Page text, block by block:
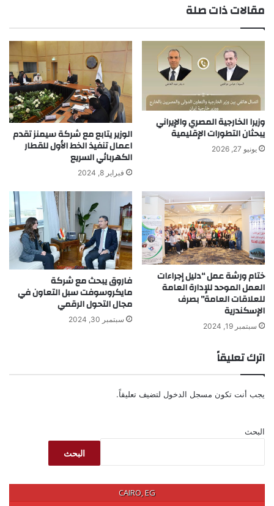
مقالات ذات صلة
وزيرا الخارجية المصري والإيراني
يبحثان التطورات الإقليمية
يونيو 27, 2026
الوزير يتابع مع شركة سيمنز تقدم
اعمال تنفيذ الخط الأول للقطار
الكهربائي السريع
فبراير 8, 2024
ختام ورشة عمل “دليل إجراءات
العمل الموحد للإدارة العامة
للعلاقات العامة” بصرف
الإسكندرية
سبتمبر 19, 2024
فاروق يبحث مع شركة
مايكروسوفت سبل التعاون في
مجال التحول الرقمي
سبتمبر 30, 2024
اترك تعليقاً
يجب أنت تكون مسجل الدخول لتضيف تعليقاً.
البحث
البحث
CAIRO, EG